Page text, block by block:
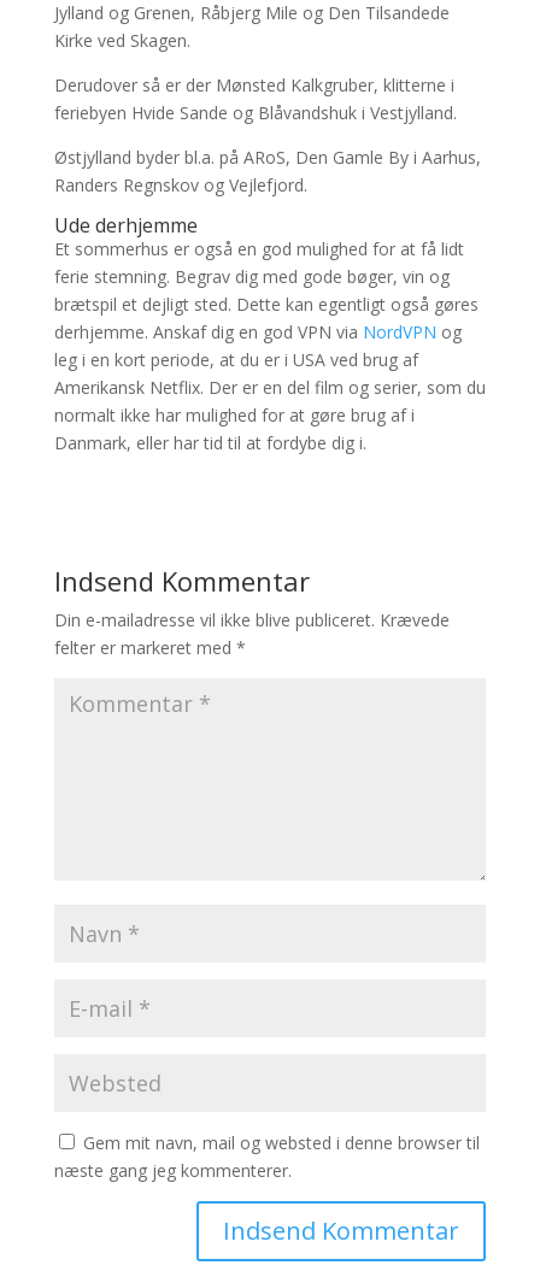
Jylland og Grenen, Råbjerg Mile og Den Tilsandede
Kirke ved Skagen.
Derudover så er der Mønsted Kalkgruber, klitterne i
feriebyen Hvide Sande og Blåvandshuk i Vestjylland.
Østjylland byder bl.a. på ARoS, Den Gamle By i Aarhus,
Randers Regnskov og Vejlefjord.
Ude derhjemme
Et sommerhus er også en god mulighed for at få lidt
ferie stemning. Begrav dig med gode bøger, vin og
brætspil et dejligt sted. Dette kan egentligt også gøres
derhjemme. Anskaf dig en god VPN via NordVPN og
leg i en kort periode, at du er i USA ved brug af
Amerikansk Netflix. Der er en del film og serier, som du
normalt ikke har mulighed for at gøre brug af i
Danmark, eller har tid til at fordybe dig i.
Indsend Kommentar
Din e-mailadresse vil ikke blive publiceret. Krævede
felter er markeret med *
Gem mit navn, mail og websted i denne browser til
næste gang jeg kommenterer.